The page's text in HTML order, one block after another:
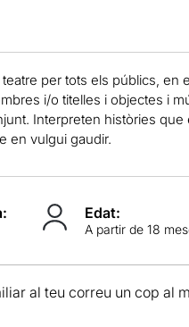
per tots els públics, en
i/o titelles i objectes i
Interpreten històries
en vulgui gaudir.
Edat:
A partir de 18
al teu correu un cop al